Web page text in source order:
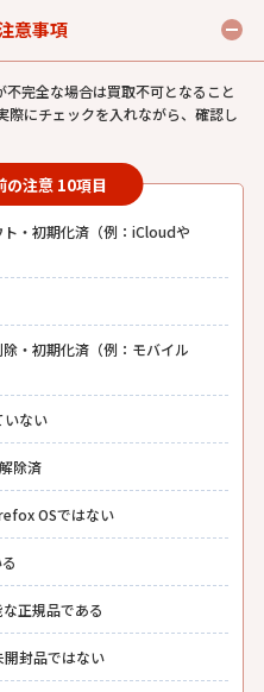
意事項
完全な場合は買取不可となること
際にチェックを入れながら、確認し
の注意 10項目
・初期化済（例：iCloudや
・初期化済（例：モバイル
いない
除済
OSではない
正規品である
封品ではない